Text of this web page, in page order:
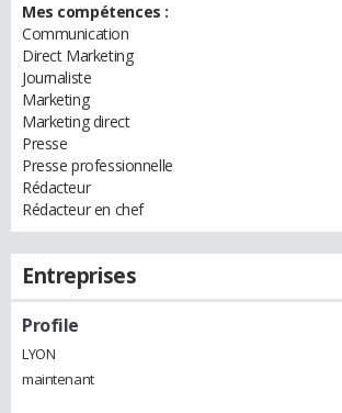
Mes compétences :
Communication
Direct Marketing
Journaliste
Marketing
Marketing direct
Presse
Presse professionnelle
Rédacteur
Rédacteur en chef
Entreprises
Profile
LYON
maintenant